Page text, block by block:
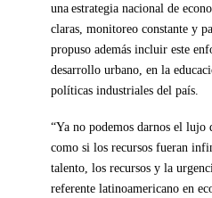
una estrategia nacional de
claras, monitoreo constante y
propuso además incluir este
desarrollo urbano, en la
políticas industriales del país.
“Ya no podemos darnos el lujo
como si los recursos fueran
talento, los recursos y la
referente latinoamericano en